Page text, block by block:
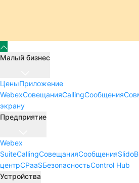
Малый бизнес
ЦеныПриложение
WebexСовещанияCallingСообщения
экрану
Предприятие
Webex
SuiteCallingСовещанияСообщенияSlido
центрCPaaSБезопасностьControl Hub
Устройства